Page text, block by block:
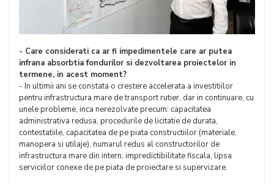
- Care considerati ca ar fi impedimentele care ar putea
infrana absorbtia fondurilor si dezvoltarea proiectelor in
termene, in acest moment?
- In ultimii ani se constata o crestere accelerata a investitiilor
pentru infrastructura mare de transport rutier, dar in continuare, cu
unele probleme, inca nerezolvate precum: capacitatea
administrativa redusa, procedurile de licitatie de durata,
contestatiile, capacitatea de pe piata constructiilor (materiale,
manopera si utilaje), numarul redus al constructorilor de
infrastructura mare din intern, impredictibilitate fiscala, lipsa
serviciilor conexe de pe piata de proiectare si supervizare.